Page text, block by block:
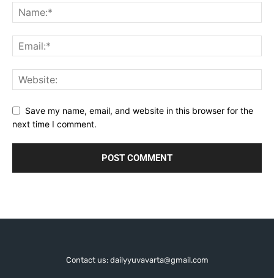
Save my name, email, and website in this browser for the
next time I comment.
Contact us: dailyyuvavarta@gmail.com